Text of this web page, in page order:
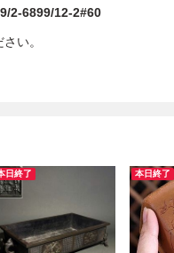
2-6899/12-2#60
い。
日終了 本日終了